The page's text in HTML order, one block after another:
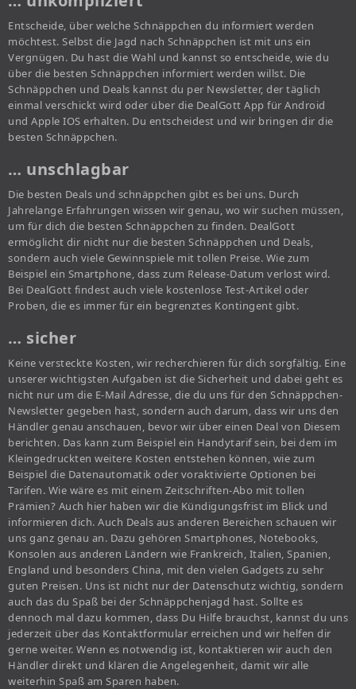
Entscheide, über welche Schnäppchen du informiert werden
möchtest. Selbst die Jagd nach Schnäppchen ist mit uns ein
Vergnügen. Du hast die Wahl und kannst so entscheide, wie du
über die besten Schnäppchen informiert werden willst. Die
Schnäppchen und Deals kannst du per Newsletter, der täglich
einmal verschickt wird oder über die DealGott App für Android
und Apple IOS erhalten. Du entscheidest und wir bringen dir die
besten Schnäppchen.
… unschlagbar
Die besten Deals und schnäppchen gibt es bei uns. Durch
Jahrelange Erfahrungen wissen wir genau, wo wir suchen müssen,
um für dich die besten Schnäppchen zu finden. DealGott
ermöglicht dir nicht nur die besten Schnäppchen und Deals,
sondern auch viele Gewinnspiele mit tollen Preise. Wie zum
Beispiel ein Smartphone, dass zum Release-Datum verlost wird.
Bei DealGott findest auch viele kostenlose Test-Artikel oder
Proben, die es immer für ein begrenztes Kontingent gibt.
… sicher
Keine versteckte Kosten, wir recherchieren für dich sorgfältig. Eine
unserer wichtigsten Aufgaben ist die Sicherheit und dabei geht es
nicht nur um die E-Mail Adresse, die du uns für den Schnäppchen-
Newsletter gegeben hast, sondern auch darum, dass wir uns den
Händler genau anschauen, bevor wir über einen Deal von Diesem
berichten. Das kann zum Beispiel ein Handytarif sein, bei dem im
Kleingedruckten weitere Kosten entstehen können, wie zum
Beispiel die Datenautomatik oder voraktivierte Optionen bei
Tarifen. Wie wäre es mit einem Zeitschriften-Abo mit tollen
Prämien? Auch hier haben wir die Kündigungsfrist im Blick und
informieren dich. Auch Deals aus anderen Bereichen schauen wir
uns ganz genau an. Dazu gehören Smartphones, Notebooks,
Konsolen aus anderen Ländern wie Frankreich, Italien, Spanien,
England und besonders China, mit den vielen Gadgets zu sehr
guten Preisen. Uns ist nicht nur der Datenschutz wichtig, sondern
auch das du Spaß bei der Schnäppchenjagd hast. Sollte es
dennoch mal dazu kommen, dass Du Hilfe brauchst, kannst du uns
jederzeit über das Kontaktformular erreichen und wir helfen dir
gerne weiter. Wenn es notwendig ist, kontaktieren wir auch den
Händler direkt und klären die Angelegenheit, damit wir alle
weiterhin Spaß am Sparen haben.